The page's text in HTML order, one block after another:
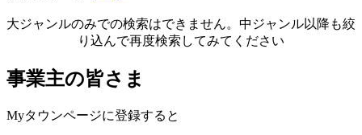
大ジャンルのみでの検索はできません。中ジャンル以降も絞
り込んで再度検索してみてください
事業主の皆さま
Myタウンページに登録すると